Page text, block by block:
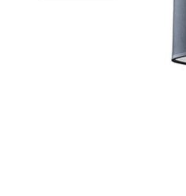
LED Smart Belysning